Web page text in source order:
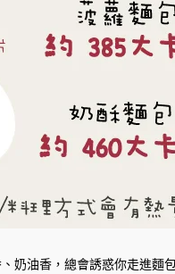
奶油香，總會誘惑你走進麵